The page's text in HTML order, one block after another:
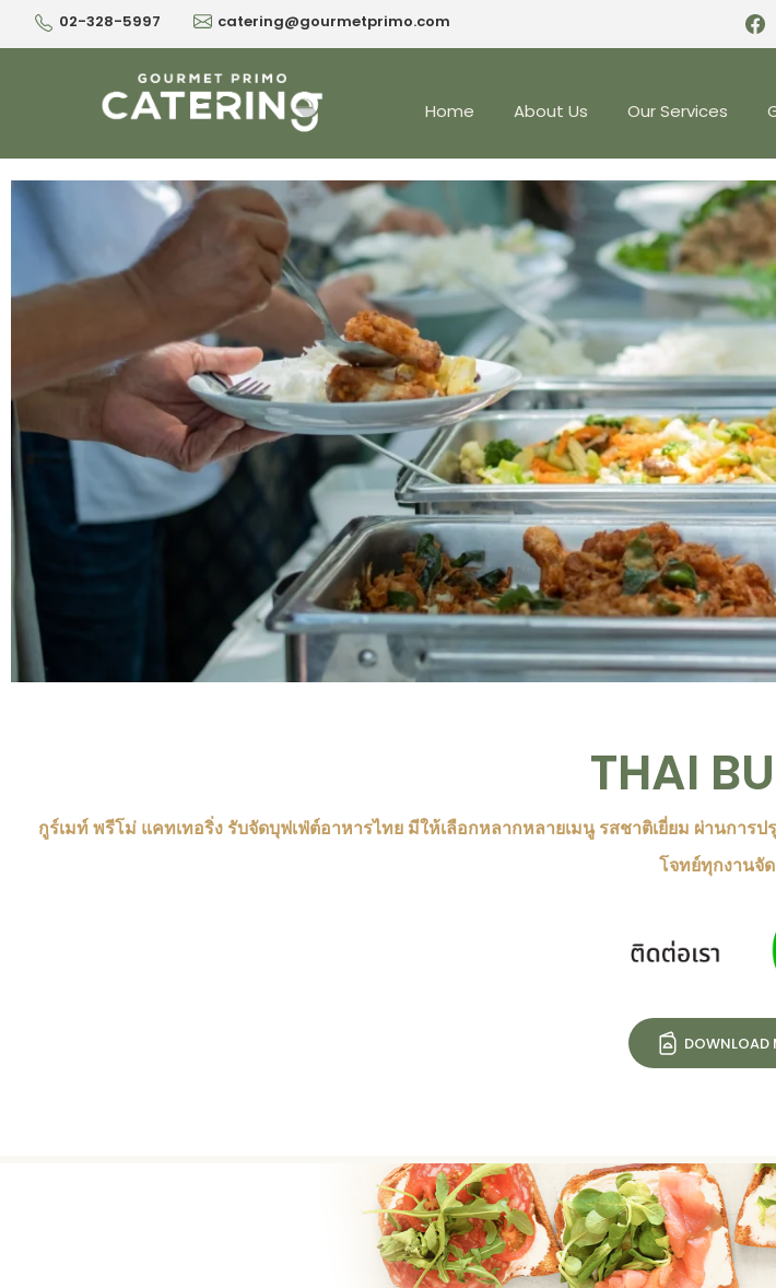
02-328-5997 catering@gourmetprimo.com
Home About Us Our Services
THAI
กูร์เมท์ พรีโม่ แคทเทอริ่ง รับจัดบุฟเฟ่ต์อาหารไทย มีให้เลือกหลากหลายเมนู รสชาติเยี่ยม ผ่านก
โจทย์ทุกงานจัด
DOWNLOAD